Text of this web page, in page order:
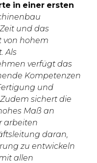
in einer ersten
Zeit und das
von hohem
Als
verfügt das
Kompetenzen
und
Zudem sichert die
Maß an
arbeiten
daran,
zu entwickeln
allen